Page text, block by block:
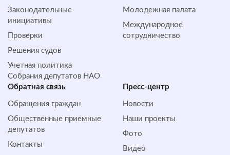
Законодательные
инициативы
Проверки
Решения судов
Учетная политика
Собрания депутатов НАО
Молодежная палата
Международное
сотрудничество
Обратная cвязь
Обращения граждан
Общественные приемные
депутатов
Контакты
Пресс-центр
Новости
Наши проекты
Фото
Видео